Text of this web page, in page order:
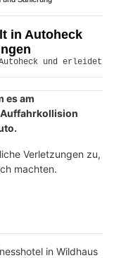
in Autoheck
es am
Verletzungen zu,
machten.